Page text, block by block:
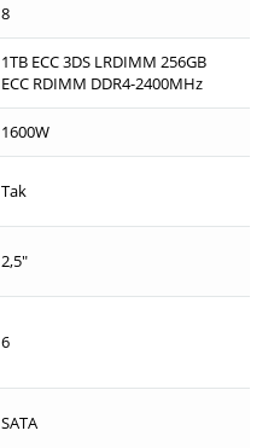
8
1TB ECC 3DS LRDIMM 256GB
ECC RDIMM DDR4-2400MHz
1600W
Tak
2,5"
6
SATA